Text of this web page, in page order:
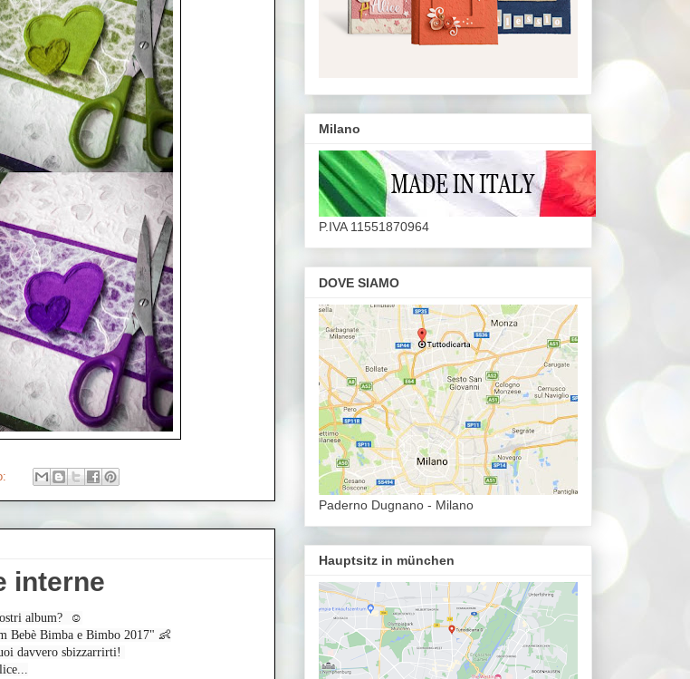
interne
album?  ☺️
Bebè Bimba e Bimbo 2017" 👶
davvero sbizzarrirti!
Milano
P.IVA 11551870964
DOVE SIAMO
Paderno Dugnano - Milano
Hauptsitz in münchen